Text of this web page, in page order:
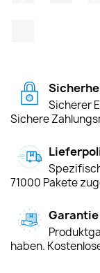
Sicherer
Sichere
71000 Pakete
Garantie
haben.